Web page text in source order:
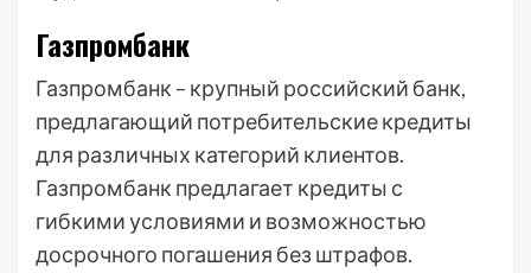
Газпромбанк
Газпромбанк – крупный российский банк,
предлагающий потребительские кредиты
для различных категорий клиентов.
Газпромбанк предлагает кредиты с
гибкими условиями и возможностью
досрочного погашения без штрафов.